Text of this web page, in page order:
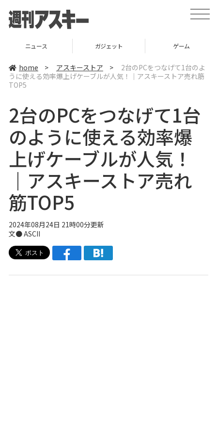
t
o
v
i
o
ニュース ガジェット ゲーム
home > アスキーストア >
2台のPCをつなげて1台のよ
うに使える効率爆上げケーブルが人気！｜アスキーストア売れ筋
TOP5
2台のPCをつなげて1台
のように使える効率爆
上げケーブルが人気！
｜アスキーストア売れ
筋TOP5
2024年08月24日 21時00分更新
文● ASCII